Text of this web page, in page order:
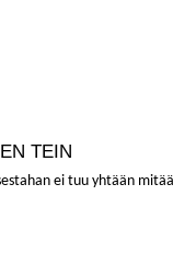
TEIN
ei tuu yhtään